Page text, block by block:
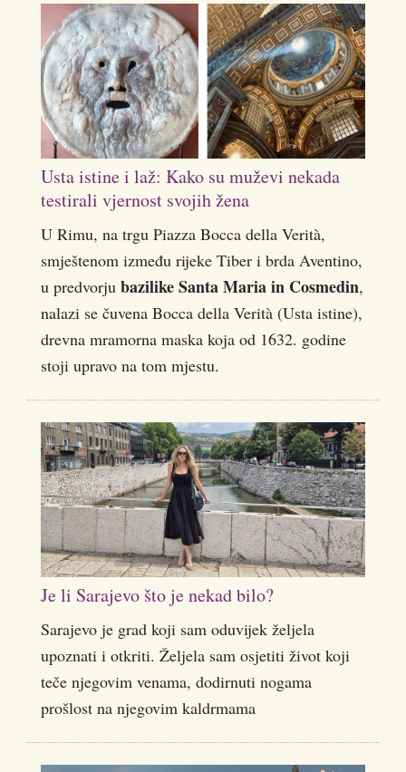
Usta istine i laž: Kako su muževi nekada
testirali vjernost svojih žena
U Rimu, na trgu Piazza Bocca della Verità,
smještenom između rijeke Tiber i brda Aventino,
u predvorju bazilike Santa Maria in Cosmedin,
nalazi se čuvena Bocca della Verità (Usta istine),
drevna mramorna maska koja od 1632. godine
stoji upravo na tom mjestu.
Je li Sarajevo što je nekad bilo?
Sarajevo je grad koji sam oduvijek željela
upoznati i otkriti. Željela sam osjetiti život koji
teče njegovim venama, dodirnuti nogama
prošlost na njegovim kaldrmama